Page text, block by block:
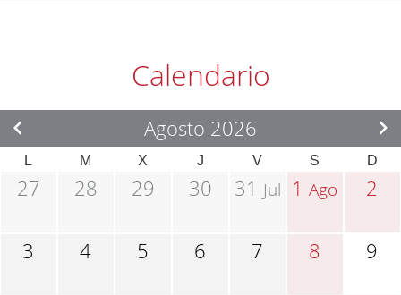
Calendario
Agosto 2026
L M X J V S D
27 28 29 30 31 Jul 1Ago 2
3 4 5 6 7 8 9